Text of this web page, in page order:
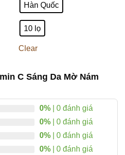
Hàn Quốc
10 lọ
Clear
C Sáng Da Mờ Nám
0% | 0 đánh giá
0% | 0 đánh giá
0% | 0 đánh giá
0% | 0 đánh giá